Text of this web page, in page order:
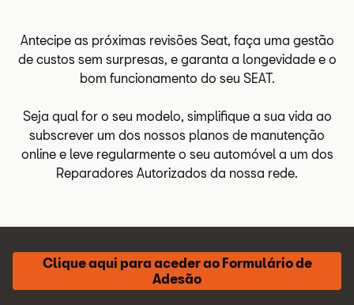
Antecipe as próximas revisões Seat, faça uma gestão
de custos sem surpresas, e garanta a longevidade e o
bom funcionamento do seu SEAT.
Seja qual for o seu modelo, simplifique a sua vida ao
subscrever um dos nossos planos de manutenção
onlinee leve regularmente o seu automóvel a um dos
Reparadores Autorizados da nossa rede.
Clique aqui para aceder ao Formulário de
Adesão